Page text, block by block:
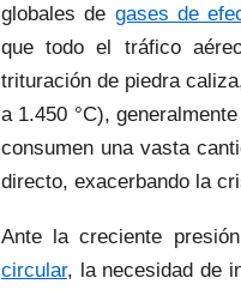
globales de gases de
que todo el tráfico
trituración de piedra
a 1.450 °C),
consumen una vasta
directo, exacerbando la
Ante la creciente
circular, la necesidad de